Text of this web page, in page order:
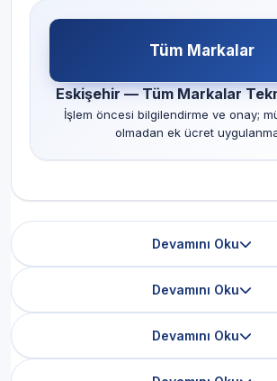
Tüm Markalar
Eskişehir — Tüm Markalar
İşlem öncesi bilgilendirme ve onay;
olmadan ek ücret
Devamını Oku
Devamını Oku
Devamını Oku